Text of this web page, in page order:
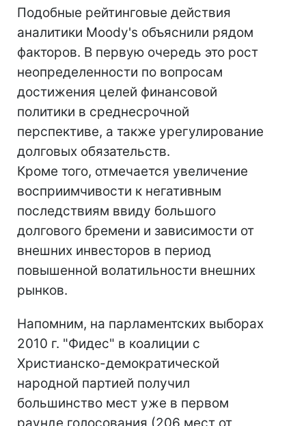
Подобные рейтинговые действия
аналитики Moody's объяснили рядом
факторов. В первую очередь это рост
неопределенности по вопросам
достижения целей финансовой
политики в среднесрочной
перспективе, а также урегулирование
долговых обязательств.
Кроме того, отмечается увеличение
восприимчивости к негативным
последствиям ввиду большого
долгового бремени и зависимости от
внешних инвесторов в период
повышенной волатильности внешних
рынков.
Напомним, на парламентских выборах
2010 г. "Фидес" в коалиции с
Христианско-демократической
народной партией получил
большинство мест уже в первом